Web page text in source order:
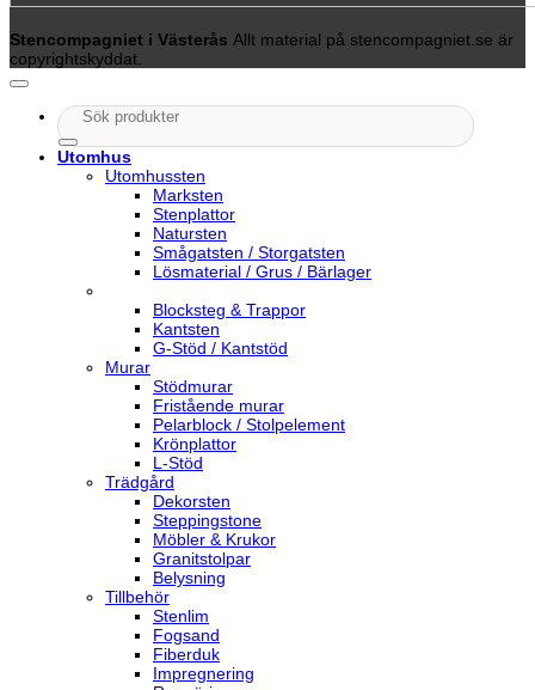
Stencompagniet i Västerås Allt material på stencompagniet.se är
copyrightskyddat.
Sök
efter:
Utomhus
Utomhussten
Marksten
Stenplattor
Natursten
Smågatsten / Storgatsten
Lösmaterial / Grus / Bärlager
Blocksteg & Trappor
Kantsten
G-Stöd / Kantstöd
Murar
Stödmurar
Fristående murar
Pelarblock / Stolpelement
Krönplattor
L-Stöd
Trädgård
Dekorsten
Steppingstone
Möbler & Krukor
Granitstolpar
Belysning
Tillbehör
Stenlim
Fogsand
Fiberduk
Impregnering